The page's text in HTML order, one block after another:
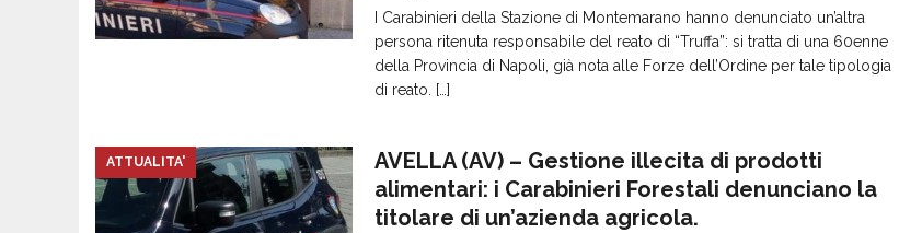
I Carabinieri della Stazione di Montemarano hanno denunciato un’altra
persona ritenuta responsabile del reato di “Truffa”: si tratta di una 60enne
della Provincia di Napoli, già nota alle Forze dell’Ordine per tale tipologia
di reato. […]
ATTUALITA'
AVELLA (AV) – Gestione illecita di prodotti
alimentari: i Carabinieri Forestali denunciano la
titolare di un’azienda agricola.